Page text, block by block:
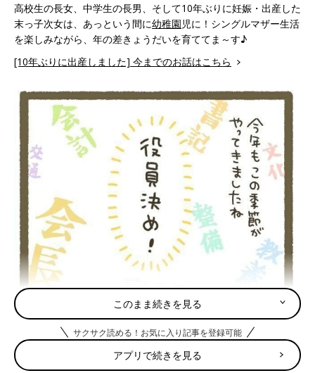
高校生の長女、中学生の長男、そして10年ぶりに妊娠・出産した
末っ子次女は、あっという間に幼稚園児に！シングルマザー生活
を楽しみながら、年の差きょうだいを育ててま～す♪
[10年ぶりに出産しました] 今までのお話はこちら
このまま続きを見る
サクサク読める！お気に入り記事を登録可能
アプリで続きを見る